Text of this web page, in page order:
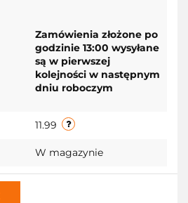
Zamówienia złożone po
godzinie 13:00 wysyłane
są w pierwszej
kolejności w następnym
dniu roboczym
11.99
W magazynie